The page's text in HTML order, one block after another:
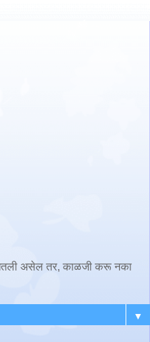
घेतली असेल तर, काळजी करू नका
▼